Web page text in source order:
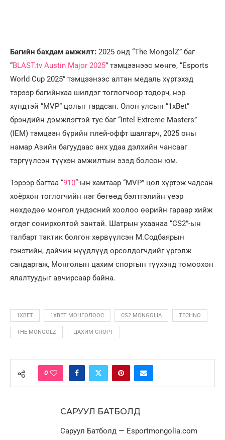
Багийн бахдам амжилт: 2025 онд “The MongolZ” баг
“BLAST.tv Austin Major 2025” тэмцээнээс мөнгө, “Esports
World Cup 2025” тэмцээнээс алтан медаль хүртэхэд
тэрээр багийнхаа шилдэг тоглогчоор тодорч, нэр
хүндтэй “MVP” цолыг гардсан. Олон улсын “1xBet”
брэндийн дэмжлэгтэй тус баг “Intel Extreme Masters”
(IEM) тэмцээн бүрийн плей-оффт шалгарч, 2025 оны
намар Азийн багуудаас анх удаа дэлхийн чансааг
тэргүүлсэн түүхэн амжилтын эзэд болсон юм.
Тэрээр багтаа “910“-ын хамтаар “MVP” цол хүртэж чадсан
хоёрхон тоглогчийн нэг бөгөөд бэлтгэлийн үеэр
нөхдөдөө монгол үндэсний хоолоо өөрийн гараар хийж
өгдөг сонирхолтой зантай. Шатрын ухаанаа “CS2”-ын
талбарт тактик болгон хөрвүүлсэн М.Содбаярын
гэнэтийн, дайчин нүүдлүүд өрсөлдөгчдийг үргэлж
сандаргаж, Монголын цахим спортын түүхэнд томоохон
ялалтуудыг авчирсаар байна.
1XBET 1XBET МОНГОЛООС CS2 MONGOLIA TECHNO
THE MONGOLZ ЦАХИМ СПОРТ
0
САРУУЛ БАТБОЛД
Саруул Батболд — Esportmongolia.com